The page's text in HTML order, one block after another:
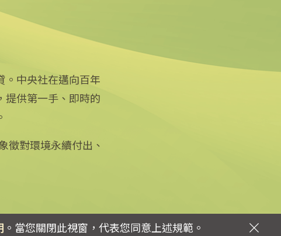
湾
iOS app 下載
Android app 下載
。中央社在邁向百年
提供第一手、即時的
徵對環境永續付出、
。當您關閉此視窗，代表您同意上述規範。